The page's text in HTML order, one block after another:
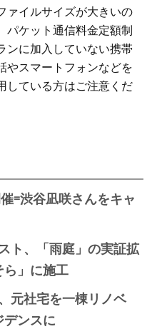
ァイルサイズが大きいの
パケット通信料金定額制
ンに加入していない携帯
やスマートフォンなどを
している方はご注意くだ
=渋谷凪咲さんをキャ
ト、「雨庭」の実証拡
」に施工
元社宅を一棟リノベ
ンスに